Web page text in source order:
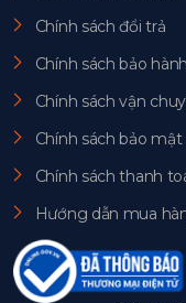
Chính sách đổi trả
Chính sách bảo hành
Chính sách vận
Chính sách bảo mật
Chính sách thanh
Hướng dẫn mua